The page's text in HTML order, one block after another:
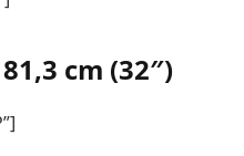
cm (32″)